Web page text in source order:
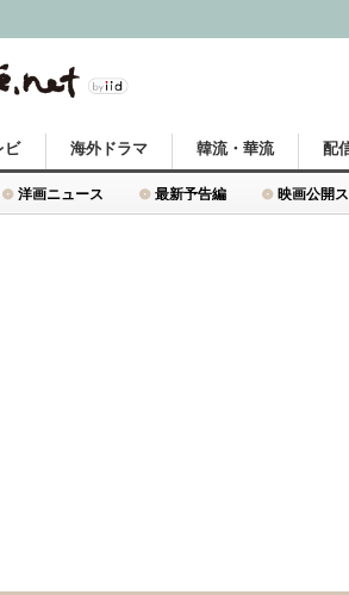
洋画ニュース 最新予告編 映画公開
ビ 海外ドラマ 韓流・華流 配